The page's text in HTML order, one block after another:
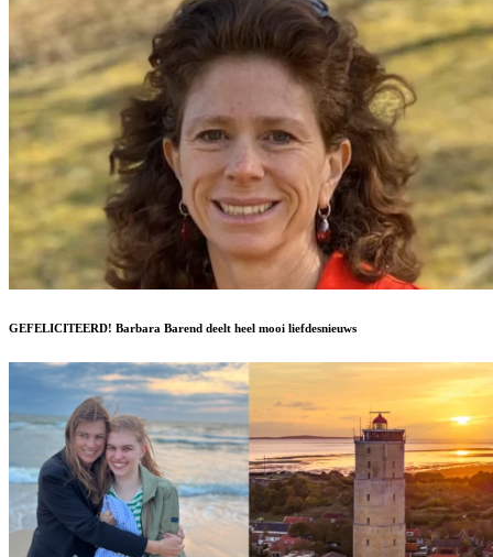
GEFELICITEERD! Barbara Barend deelt heel mooi liefdesnieuws